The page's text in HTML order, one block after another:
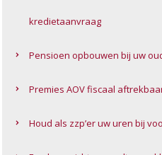
kredietaanvraag
Pensioen opbouwen bij uw
Premies AOV fiscaal
Houd als zzp’er uw uren bij